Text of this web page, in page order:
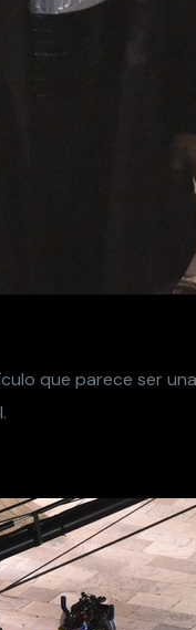
que parece ser